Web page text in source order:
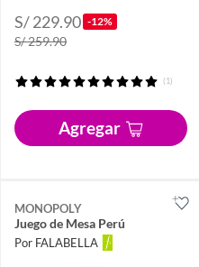
S/ 229.90 -12%
S/ 259.90
(1)
Agregar
MONOPOLY
Juego de Mesa Perú
Por FALABELLA